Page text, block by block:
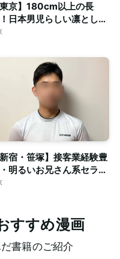
東京】180cm以上の長
日本男児らしい凛とした
ちの20代◎個室完備
新宿・笹塚】接客業経験豊
明るいお兄さん系セラピ
による本格ゲイマッサー
すすめ漫画
書籍のご紹介